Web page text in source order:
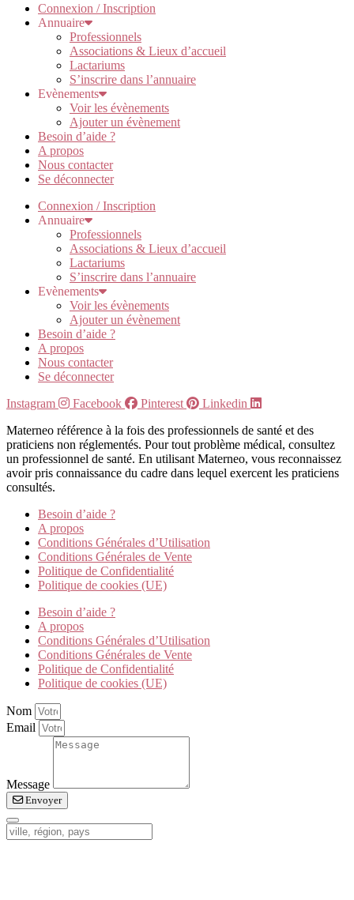
Connexion / Inscription
Annuaire
Professionnels
Associations & Lieux d’accueil
Lactariums
S’inscrire dans l’annuaire
Evènements
Voir les évènements
Ajouter un évènement
Besoin d’aide ?
A propos
Nous contacter
Se déconnecter
Connexion / Inscription
Annuaire
Professionnels
Associations & Lieux d’accueil
Lactariums
S’inscrire dans l’annuaire
Evènements
Voir les évènements
Ajouter un évènement
Besoin d’aide ?
A propos
Nous contacter
Se déconnecter
Instagram
Facebook Pinterest
Linkedin
Materneo référence à la fois des professionnels de santé et des
praticiens non réglementés. Pour tout problème médical, consultez
un professionnel de santé. En utilisant Materneo, vous reconnaissez
avoir pris connaissance du cadre dans lequel exercent les praticiens
consultés.
Besoin d’aide ?
A propos
Conditions Générales d’Utilisation
Conditions Générales de Vente
Politique de Confidentialité
Politique de cookies (UE)
Besoin d’aide ?
A propos
Conditions Générales d’Utilisation
Conditions Générales de Vente
Politique de Confidentialité
Politique de cookies (UE)
Nom
Email
Message
Envoyer